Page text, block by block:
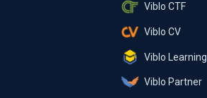
Viblo CTF
Viblo CV
Viblo Learning
Viblo Partner